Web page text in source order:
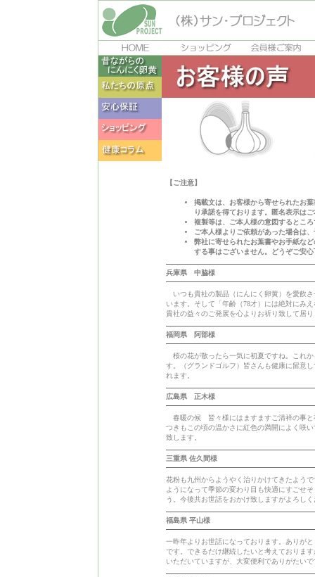
【ご注意】
掲載文は、お客様から寄せられたお
り承諾を得ております。匿名表示は
複製等は、ご本人様の意図するとこ
ご本人様よりご依頼があった場合は
弊社に寄せられたお葉書やお手紙な
する事はございません。どうぞご安
兵庫県 中脇様
いつも貴社の製品（にんにく卵黄）を愛飲
います。そして「年齢（78才）には絶対にみ
貴社の益々のご発展を心よりお祈り
福岡県 阿部様
桜の花が散ったら一気に初夏ですね。これ
す。（グランドゴルフ）皆さんも健康に留意
れます。
広島県 正木様
春暖の候 皆々様にはますますご清祥の事と
つきもこの頃の温かさに紅色の満開によく咲
致します。
三重県 佐久間様
花粉も九州からようやく治りかけてきたよう
ようになって季節の変わり目も快適にすごせ
う。今後共お世話をおかけ致しますがよろし
福島県 平山様
一昨年よりお世話になっております。ありが
です。できるだけ継続したいと考えておりま
いただいていますが、大変便利でありがたい